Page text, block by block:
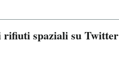
rifiuti spaziali su Twitter